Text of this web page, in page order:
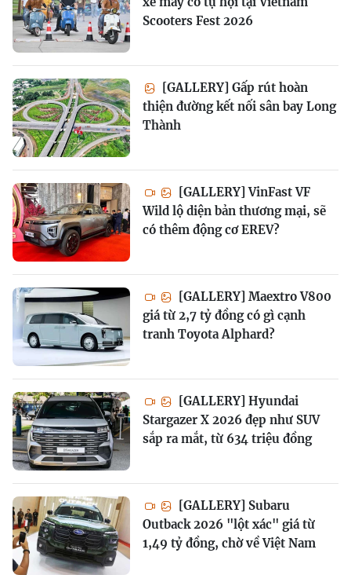
Scooters Fest 2026
[GALLERY] Gấp rút hoàn
thiện đường kết nối sân bay Long
Thành
[GALLERY] VinFast VF
Wild lộ diện bản thương mại, sẽ
có thêm động cơ EREV?
[GALLERY] Maextro V800
giá từ 2,7 tỷ đồng có gì cạnh
tranh Toyota Alphard?
[GALLERY] Hyundai
Stargazer X 2026 đẹp như SUV
sắp ra mắt, từ 634 triệu đồng
[GALLERY] Subaru
Outback 2026 "lột xác" giá từ
1,49 tỷ đồng, chờ về Việt Nam